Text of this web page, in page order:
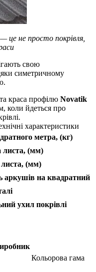
це не просто покрівля,
свою
симетричному
краса профілю Novatik
коли йдеться про
характеристики
метра, (кг)
листа, (мм)
(мм)
аркушів на квадратний
ухил покрівлі
Кольорова гама